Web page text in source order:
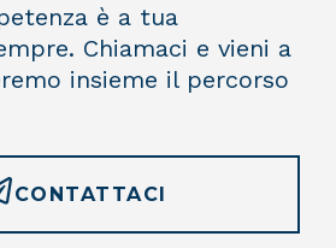
è a tua
Chiamaci e vieni a
insieme il percorso
CONTATTACI